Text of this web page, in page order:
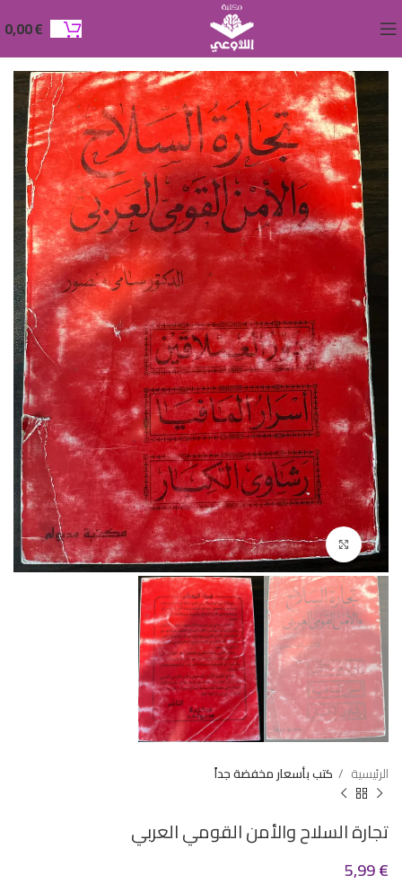
0,00€
Click to enlarge
الرئيسية كتب بأسعار مخفضة جداً
تجارة السلاح والأمن القومي العربي
5,99€